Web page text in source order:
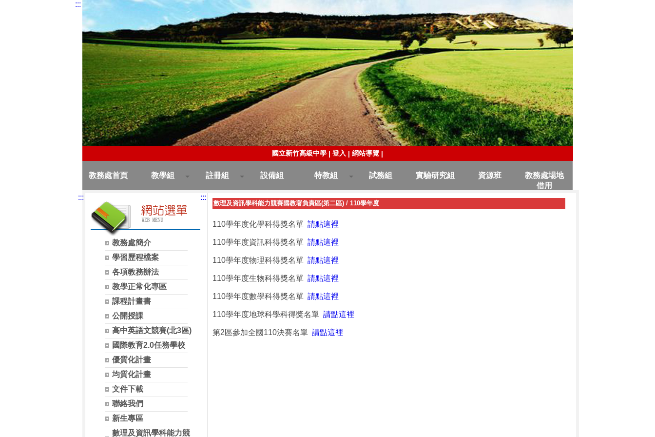
:::
國立新竹高級中學 | 登入 | 網站導覽 |
教務處首頁 教學組 註冊組 設備組 特教組 試務組 實驗研究組 資源班
教務處場地
借用
:::
教務處簡介
學習歷程檔案
各項教務辦法
教學正常化專區
課程計畫書
公開授課
高中英語文競賽(北3區)
國際教育2.0任務學校
優質化計畫
均質化計畫
文件下載
聯絡我們
新生專區
數理及資訊學科能力競
:::
數理及資訊學科能力競賽國教署負責區(第二區)/ 110學年度
110學年度化學科得獎名單 請點這裡
110學年度資訊科得獎名單 請點這裡
110學年度物理科得獎名單 請點這裡
110學年度生物科得獎名單 請點這裡
110學年度數學科得獎名單 請點這裡
110學年度地球科學科得獎名單 請點這裡
第2區參加全國110決賽名單 請點這裡